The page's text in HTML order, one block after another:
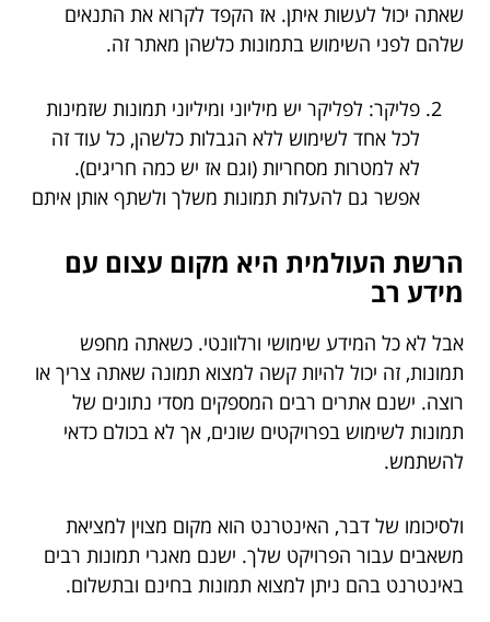
שאתה יכול לעשות איתן. אז הקפד לקרוא את התנאים
שלהם לפני השימוש בתמונות כלשהן מאתר זה.
פליקר: לפליקר יש מיליוני ומיליוני תמונות שזמינות
לכל אחד לשימוש ללא הגבלות כלשהן, כל עוד זה
לא למטרות מסחריות (וגם אז יש כמה חריגים).
אפשר גם להעלות תמונות משלך ולשתף אותן איתם
הרשת העולמית היא מקום עצום עם
מידע רב
אבל לא כל המידע שימושי ורלוונטי. כשאתה מחפש
תמונות, זה יכול להיות קשה למצוא תמונה שאתה צריך או
רוצה. ישנם אתרים רבים המספקים מסדי נתונים של
תמונות לשימוש בפרויקטים שונים, אך לא בכולם כדאי
להשתמש.
ולסיכומו של דבר, האינטרנט הוא מקום מצוין למציאת
משאבים עבור הפרויקט שלך. ישנם מאגרי תמונות רבים
באינטרנט בהם ניתן למצוא תמונות בחינם ובתשלום.